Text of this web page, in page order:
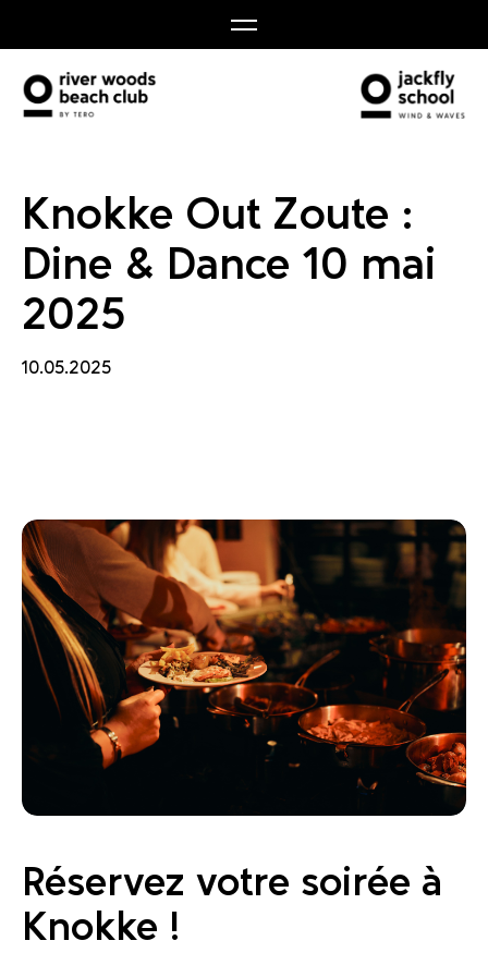
&
Knokke Out Zoute :
Dine & Dance 10 mai
2025
10.05.2025
Réservez votre soirée à
Knokke !